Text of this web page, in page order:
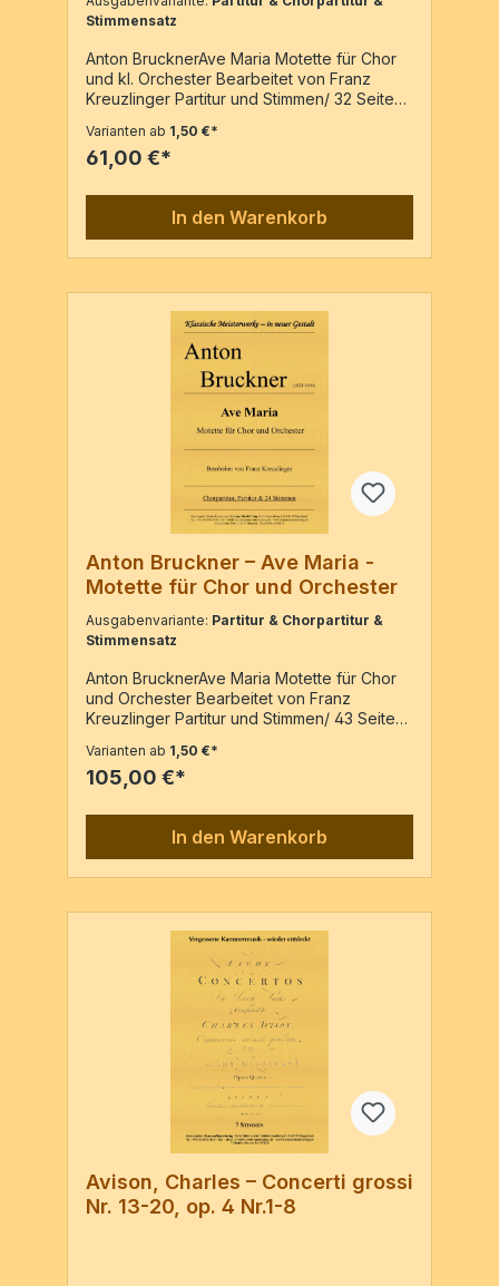
Stimmensatz
Anton BrucknerAve Maria Motette für Chor
und kl. Orchester Bearbeitet von Franz
Kreuzlinger Partitur und Stimmen/ 32 Seiten
Chorpartituren können gerne zusätzlich zu
Partitur, Stimmen und den 50 Chorpartituren
Varianten ab 1,50 €*
61,00 €*
In den Warenkorb
Anton Bruckner – Ave Maria -
Motette für Chor und Orchester
Ausgabenvariante: Partitur & Chorpartitur &
Stimmensatz
Anton BrucknerAve Maria Motette für Chor
und Orchester Bearbeitet von Franz
Kreuzlinger Partitur und Stimmen/ 43 Seiten
Mindestbesetzung von 4-4-3-3-1 geliefert.
Chorpartitur/ 4 Seiten / 50 Stimmen Weitere
Partitur, Stimmen und den 50 Chorpartituren
Varianten ab 1,50 €*
105,00 €*
In den Warenkorb
Avison, Charles – Concerti grossi
Nr. 13-20, op. 4 Nr.1-8